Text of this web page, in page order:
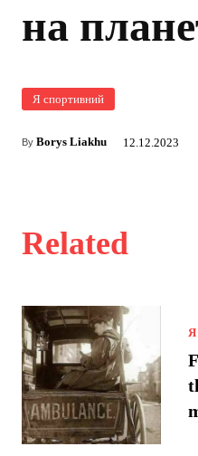
на
Я спортивний
By Borys Liakhu 12.12.2023
Related
Я